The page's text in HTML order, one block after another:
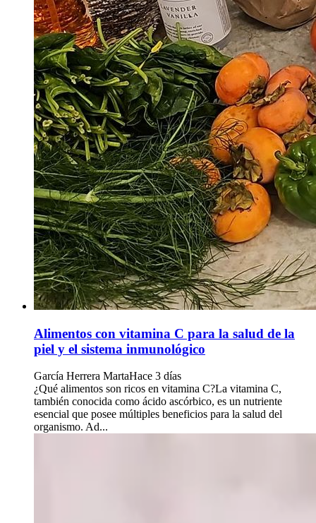
Alimentos con vitamina C para la salud de la
piel y el sistema inmunológico
García Herrera MartaHace 3 días
¿Qué alimentos son ricos en vitamina C?La vitamina C,
también conocida como ácido ascórbico, es un nutriente
esencial que posee múltiples beneficios para la salud del
organismo. Ad...